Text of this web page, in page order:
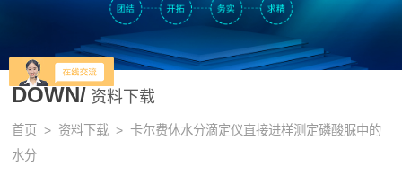
DOWN/ 资料下载
首页 > 资料下载 > 卡尔费休水分滴定仪直接进样测定磷酸脲中的
水分